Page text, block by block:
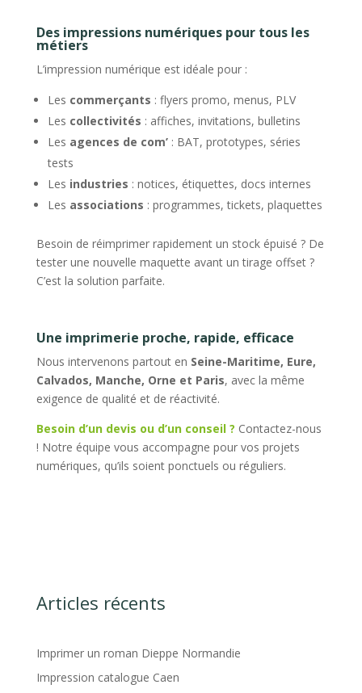
Des impressions numériques pour tous les
métiers
L’impression numérique est idéale pour :
Les commerçants : flyers promo, menus, PLV
Les collectivités : affiches, invitations, bulletins
Les agences de com’ : BAT, prototypes, séries
tests
Les industries : notices, étiquettes, docs internes
Les associations : programmes, tickets, plaquettes
Besoin de réimprimer rapidement un stock épuisé ? De
tester une nouvelle maquette avant un tirage offset ?
C’est la solution parfaite.
Une imprimerie proche, rapide, efficace
Nous intervenons partout en Seine-Maritime, Eure,
Calvados, Manche, Orne et Paris, avec la même
exigence de qualité et de réactivité.
Besoin d’un devis ou d’un conseil ? Contactez-nous
! Notre équipe vous accompagne pour vos projets
numériques, qu’ils soient ponctuels ou réguliers.
Articles récents
Imprimer un roman Dieppe Normandie
Impression catalogue Caen